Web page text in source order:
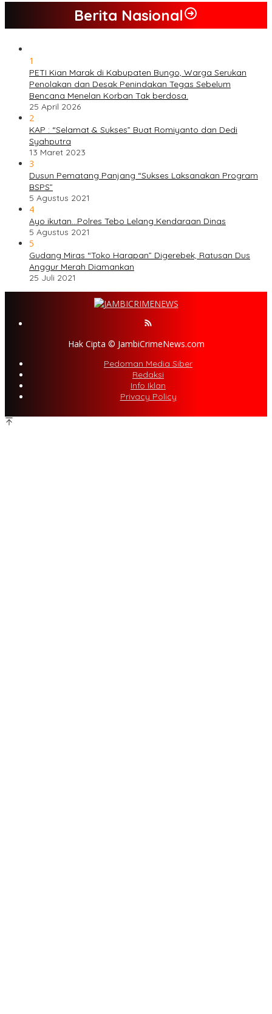
Berita Nasional
1
PETI Kian Marak di Kabupaten Bungo, Warga Serukan
Penolakan dan Desak Penindakan Tegas Sebelum
Bencana Menelan Korban Tak berdosa.
25 April 2026
2
KAP : “Selamat & Sukses” Buat Romiyanto dan Dedi
Syahputra
13 Maret 2023
3
Dusun Pematang Panjang “Sukses Laksanakan Program
BSPS”
5 Agustus 2021
4
Ayo ikutan…Polres Tebo Lelang Kendaraan Dinas
5 Agustus 2021
5
Gudang Miras “Toko Harapan” Digerebek, Ratusan Dus
Anggur Merah Diamankan
25 Juli 2021
Hak Cipta © JambiCrimeNews.com
Pedoman Media Siber
Redaksi
Info Iklan
Privacy Policy